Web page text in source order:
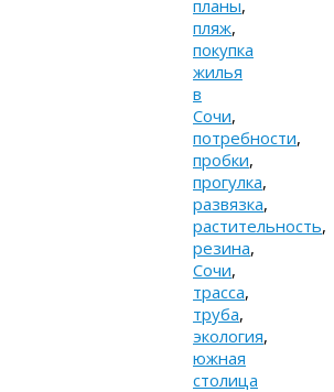
планы,
пляж,
покупка
жилья
в
Сочи,
потребности,
пробки,
прогулка,
развязка,
растительность,
резина,
Сочи,
трасса,
труба,
экология,
южная
столица